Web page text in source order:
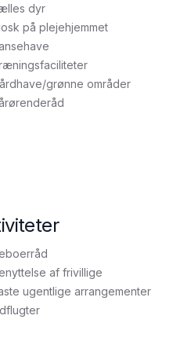
dyr
på plejehjemmet
grønne områder
af frivillige
ugentlige arrangementer